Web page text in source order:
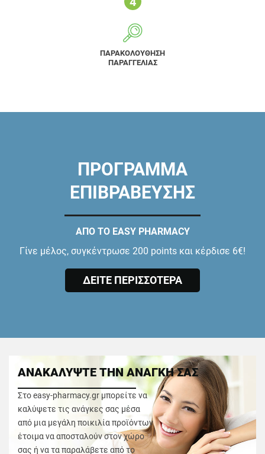
ΠΑΡΑΚΟΛΟΥΘΗΣΗ
ΠΑΡΑΓΓΕΛΙΑΣ
ΠΡΟΓΡΑΜΜΑ
ΕΠΙΒΡΑΒΕΥΣΗΣ
ΑΠΟ ΤΟ EASY PHARMACY
Γίνε μέλος, συγκέντρωσε 200 points και κέρδισε 6€!
ΔΕΙΤΕ ΠΕΡΙΣΣΟΤΕΡΑ
ΑΝΑΚΑΛΥΨΤΕ ΤΗΝ ΑΝΑΓΚΗ ΣΑΣ
Στο easy-pharmacy.gr μπορείτε να
καλύψετε τις ανάγκες σας μέσα
από μια μεγάλη ποικιλία προϊόντων
έτοιμα να αποσταλούν στον χώρο
σας ή να τα παραλάβετε από το